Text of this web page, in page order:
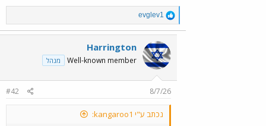
R
e
a
c
t
i
o
n
s
evglev1
Harrington
Well-known member מנהל
8/7/26
#42
נכתב ע"י kangaroo1: